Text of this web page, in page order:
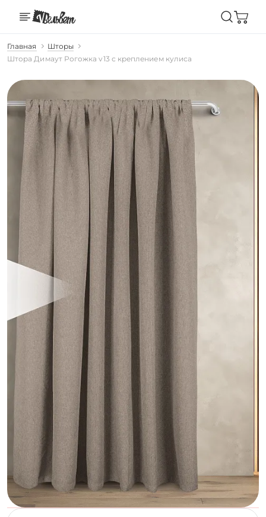
Главная
Шторы
Штора Димаут Рогожка v13 с креплением кулиса